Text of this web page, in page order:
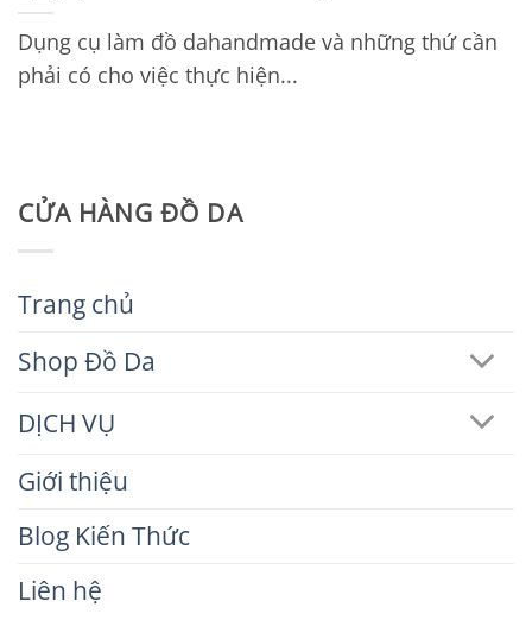
CỬA HÀNG ĐỒ DA
Trang chủ
Shop Đồ Da
DỊCH VỤ
Giới thiệu
Blog Kiến Thức
Liên hệ
Dụng cụ làm đồ dahandmade và những thứ cần
phải có cho việc thực hiện...